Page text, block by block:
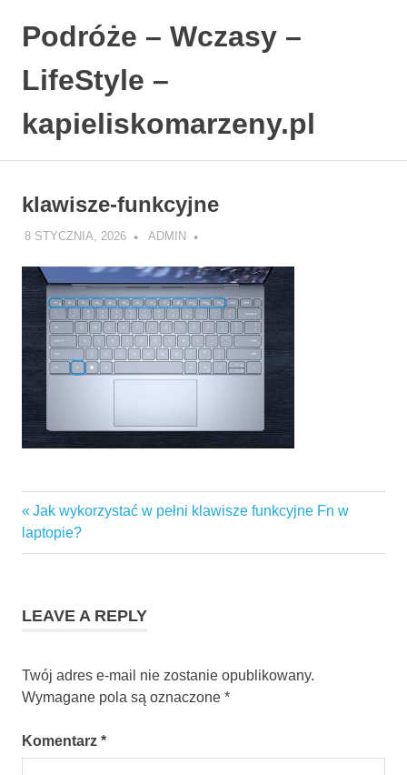
content
Podróże – Wczasy –
LifeStyle –
kapieliskomarzeny.pl
klawisze-funkcyjne
8 STYCZNIA, 2026 ADMIN
Nawigacja
wpisu
Previous
Post:
Jak wykorzystać w pełni klawisze funkcyjne Fn w
laptopie?
LEAVE A REPLY
Twój adres e-mail nie zostanie opublikowany.
Wymagane pola są oznaczone *
Komentarz *